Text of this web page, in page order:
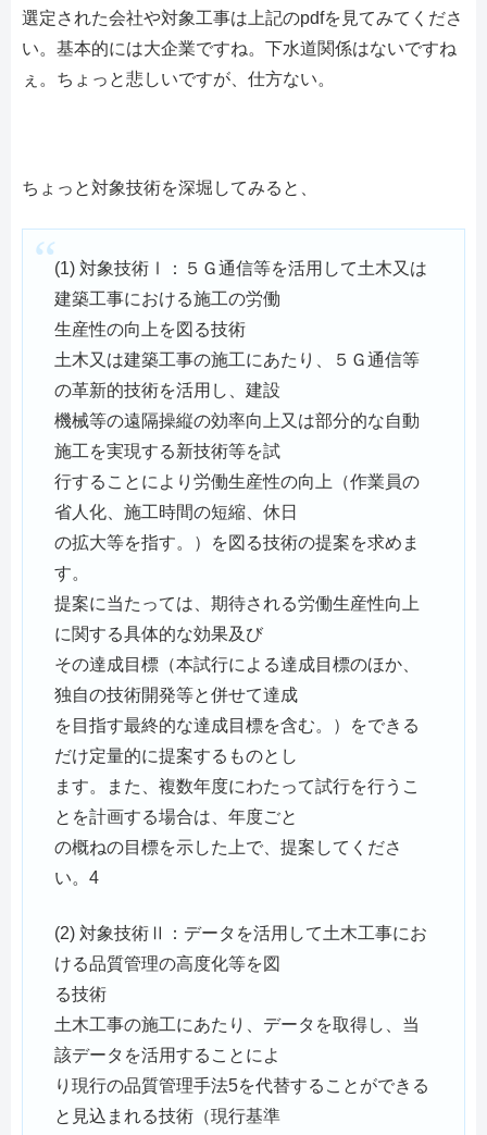
選定された会社や対象工事は上記のpdfを見てみてくださ
い。基本的には大企業ですね。下水道関係はないですね
ぇ。ちょっと悲しいですが、仕方ない。
ちょっと対象技術を深堀してみると、
(1) 対象技術Ⅰ：５Ｇ通信等を活用して土木又は
建築工事における施工の労働
生産性の向上を図る技術
土木又は建築工事の施工にあたり、５Ｇ通信等
の革新的技術を活用し、建設
機械等の遠隔操縦の効率向上又は部分的な自動
施工を実現する新技術等を試
行することにより労働生産性の向上（作業員の
省人化、施工時間の短縮、休日
の拡大等を指す。）を図る技術の提案を求めま
す。
提案に当たっては、期待される労働生産性向上
に関する具体的な効果及び
その達成目標（本試行による達成目標のほか、
独自の技術開発等と併せて達成
を目指す最終的な達成目標を含む。）をできる
だけ定量的に提案するものとし
ます。また、複数年度にわたって試行を行うこ
とを計画する場合は、年度ごと
の概ねの目標を示した上で、提案してくださ
い。4
(2) 対象技術Ⅱ：データを活用して土木工事にお
ける品質管理の高度化等を図
る技術
土木工事の施工にあたり、データを取得し、当
該データを活用することによ
り現行の品質管理手法5を代替することができる
と見込まれる技術（現行基準